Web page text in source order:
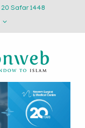
20 Safar 1448